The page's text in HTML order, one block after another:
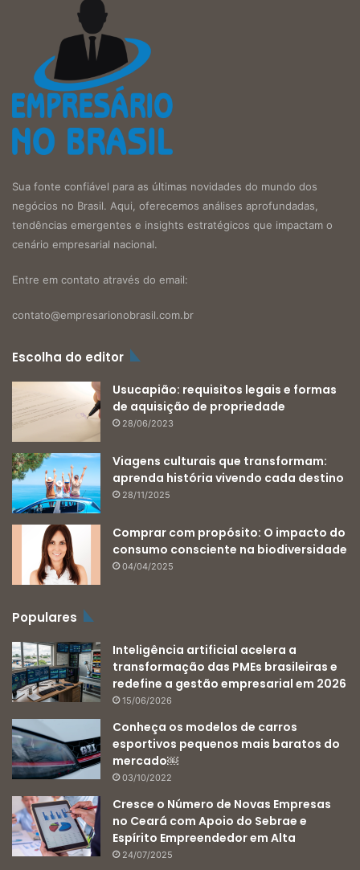
Sua fonte confiável para as últimas novidades do mundo dos
negócios no Brasil. Aqui, oferecemos análises aprofundadas,
tendências emergentes e insights estratégicos que impactam o
cenário empresarial nacional.
Entre em contato através do email:
contato@empresarionobrasil.com.br
Escolha do editor
Usucapião: requisitos legais e formas
de aquisição de propriedade
28/06/2023
Viagens culturais que transformam:
aprenda história vivendo cada destino
28/11/2025
Comprar com propósito: O impacto do
consumo consciente na biodiversidade
04/04/2025
Populares
Inteligência artificial acelera a
transformação das PMEs brasileiras e
redefine a gestão empresarial em 2026
15/06/2026
Conheça os modelos de carros
esportivos pequenos mais baratos do
mercado￼
03/10/2022
Cresce o Número de Novas Empresas
no Ceará com Apoio do Sebrae e
Espírito Empreendedor em Alta
24/07/2025